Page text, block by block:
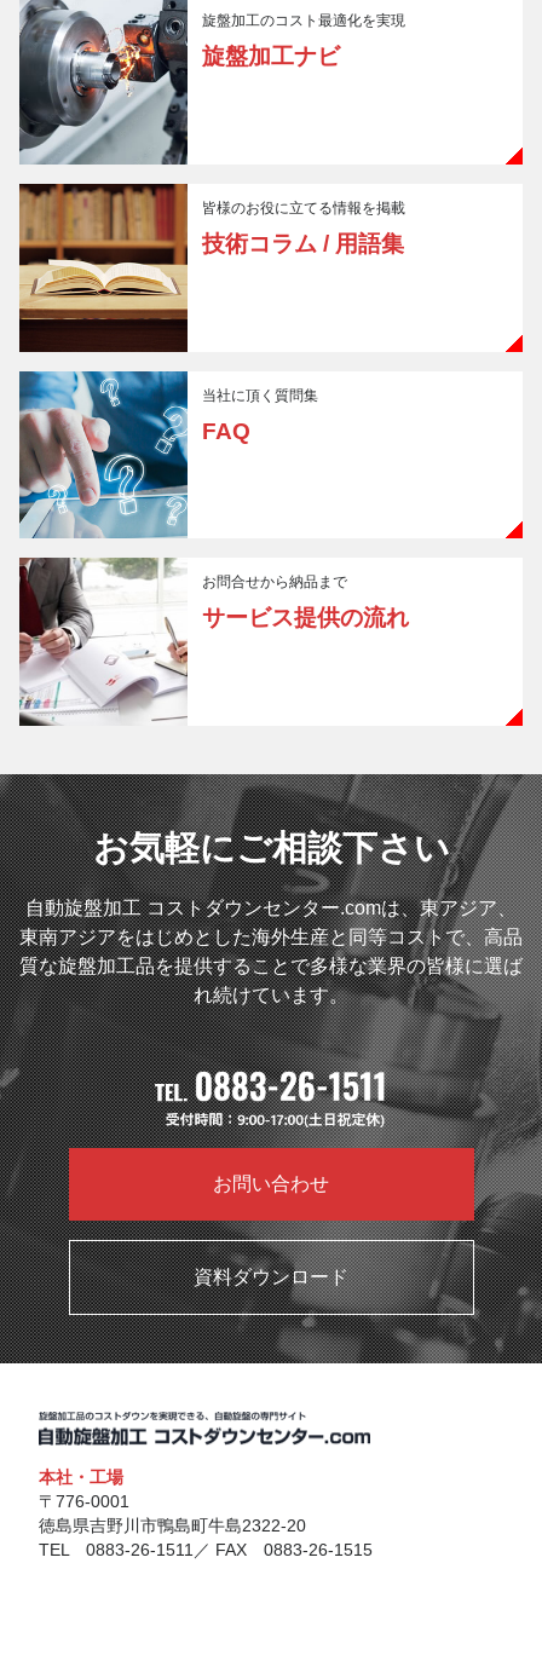
旋盤加工のコスト最適化を実現
旋盤加工ナビ
皆様のお役に立てる情報を掲載
技術コラム / 用語集
当社に頂く質問集
FAQ
お問合せから納品まで
サービス提供の流れ
お気軽にご相談下さい
自動旋盤加工 コストダウンセンター.comは、東アジア、
東南アジアをはじめとした海外生産と同等コストで、高品
質な旋盤加工品を提供することで多様な業界の皆様に選ば
れ続けています。
お問い合わせ
資料ダウンロード
本社・工場
〒776-0001
徳島県吉野川市鴨島町牛島2322-20
TEL 0883-26-1511／ FAX 0883-26-1515